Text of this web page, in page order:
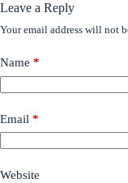
Leave a Reply
Your email address will not
Name *
Email *
Website